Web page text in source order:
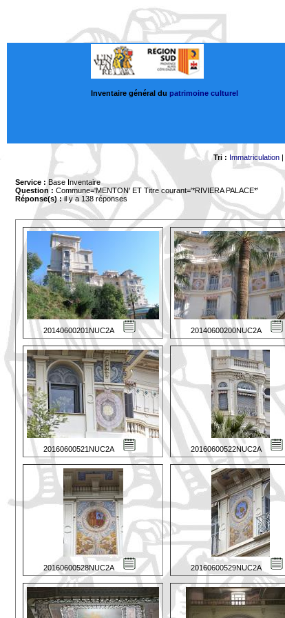
Inventaire général du patrimoine culturel
Tri : Immatriculation|
Service : Base Inventaire
Question : Commune='MENTON' ET Titre courant='*RIVIERA PALACE*'
Réponse(s) :il y a 138 réponses
20140600201NUC2A 20140600200NUC2A
20160600521NUC2A 20160600522NUC2A
20160600528NUC2A 20160600529NUC2A